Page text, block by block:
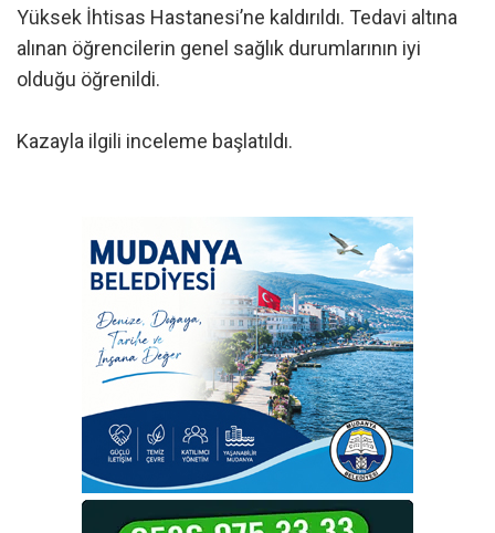
Yüksek İhtisas Hastanesi’ne kaldırıldı. Tedavi altına
alınan öğrencilerin genel sağlık durumlarının iyi
olduğu öğrenildi.
Kazayla ilgili inceleme başlatıldı.